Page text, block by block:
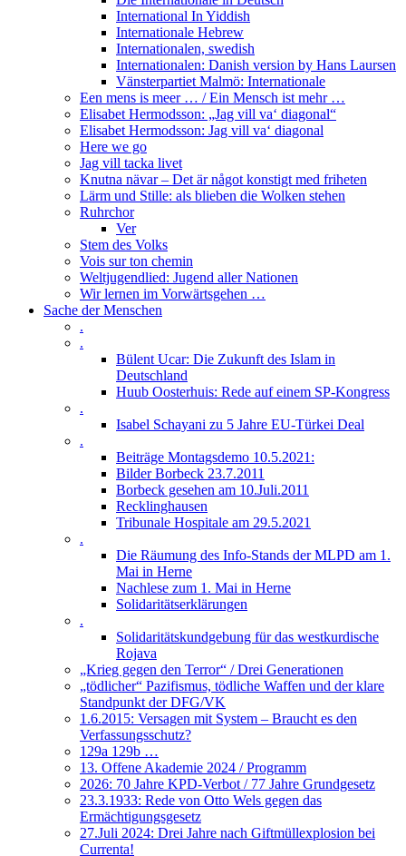
International In Yiddish
Internationale Hebrew
Internationalen, swedish
Internationalen: Danish version by Hans Laursen
Vänsterpartiet Malmö: Internationale
Een mens is meer … / Ein Mensch ist mehr …
Elisabet Hermodsson: „Jag vill va‘ diagonal“
Elisabet Hermodsson: Jag vill va‘ diagonal
Here we go
Jag vill tacka livet
Knutna nävar – Det är något konstigt med friheten
Lärm und Stille: als blieben die Wolken stehen
Ruhrchor
Ver
Stem des Volks
Vois sur ton chemin
Weltjugendlied: Jugend aller Nationen
Wir lernen im Vorwärtsgehen …
Sache der Menschen
.
.
Bülent Ucar: Die Zukunft des Islam in
Deutschland
Huub Oosterhuis: Rede auf einem SP-Kongress
.
Isabel Schayani zu 5 Jahre EU-Türkei Deal
.
Beiträge Montagsdemo 10.5.2021:
Bilder Borbeck 23.7.2011
Borbeck gesehen am 10.Juli.2011
Recklinghausen
Tribunale Hospitale am 29.5.2021
.
Die Räumung des Info-Stands der MLPD am 1.
Mai in Herne
Nachlese zum 1. Mai in Herne
Solidaritätserklärungen
.
Solidaritätskundgebung für das westkurdische
Rojava
„Krieg gegen den Terror“ / Drei Generationen
„tödlicher“ Pazifismus, tödliche Waffen und der klare
Standpunkt der DFG/VK
1.6.2015: Versagen mit System – Braucht es den
Verfassungsschutz?
129a 129b …
13. Offene Akademie 2024 / Programm
2026: 70 Jahre KPD-Verbot / 77 Jahre Grundgesetz
23.3.1933: Rede von Otto Wels gegen das
Ermächtigungsgesetz
27.Juli 2024: Drei Jahre nach Giftmüllexplosion bei
Currenta!